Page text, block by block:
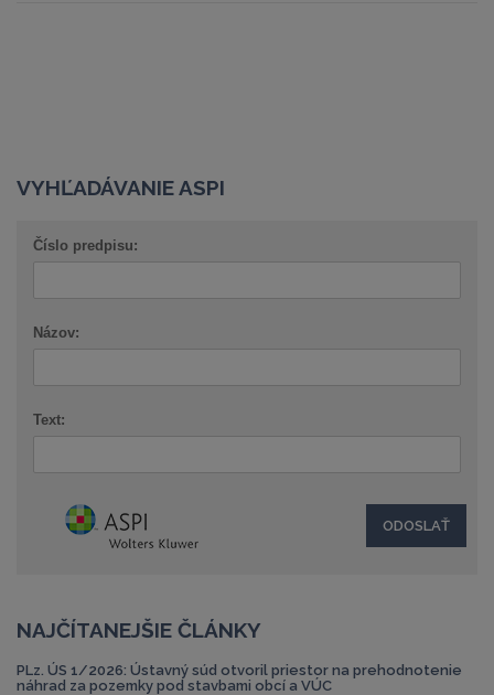
VYHĽADÁVANIE ASPI
Číslo predpisu:
Názov:
Text:
NAJČÍTANEJŠIE ČLÁNKY
PLz. ÚS 1/2026: Ústavný súd otvoril priestor na prehodnotenie
náhrad za pozemky pod stavbami obcí a VÚC